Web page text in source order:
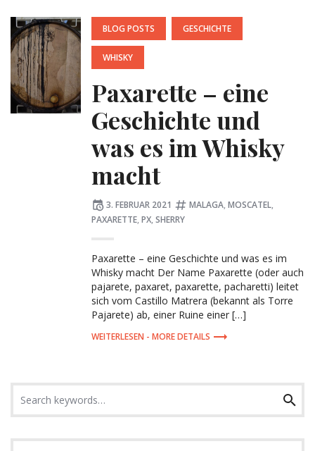
POSTED
IN:
BLOG POSTS GESCHICHTE
WHISKY
Paxarette – eine
Geschichte und
was es im Whisky
macht
Posted
on
3. FEBRUAR 2021 Tagged:
MALAGA, MOSCATEL,
PAXARETTE, PX, SHERRY
Paxarette – eine Geschichte und was es im
Whisky macht Der Name Paxarette (oder auch
pajarete, paxaret, paxarette, pacharetti) leitet
sich vom Castillo Matrera (bekannt als Torre
Pajarete) ab, einer Ruine einer […]
MORE DETAILS
for:
Search